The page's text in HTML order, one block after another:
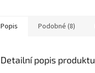
Popis Podobné (8)
Detailní popis produktu